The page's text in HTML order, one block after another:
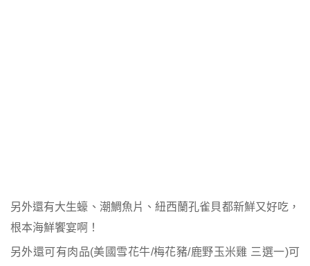
另外還有大生蠔、潮鯛魚片、紐西蘭孔雀貝都新鮮又好吃，
根本海鮮饗宴啊！
另外還可有肉品(美國雪花牛/梅花豬/鹿野玉米雞 三選一)可